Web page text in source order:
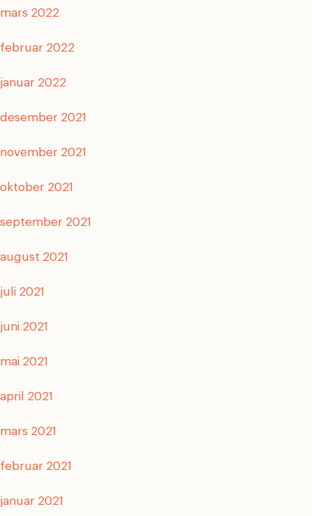
mars 2022
februar 2022
januar 2022
desember 2021
november 2021
oktober 2021
september 2021
august 2021
juli 2021
juni 2021
mai 2021
april 2021
mars 2021
februar 2021
januar 2021